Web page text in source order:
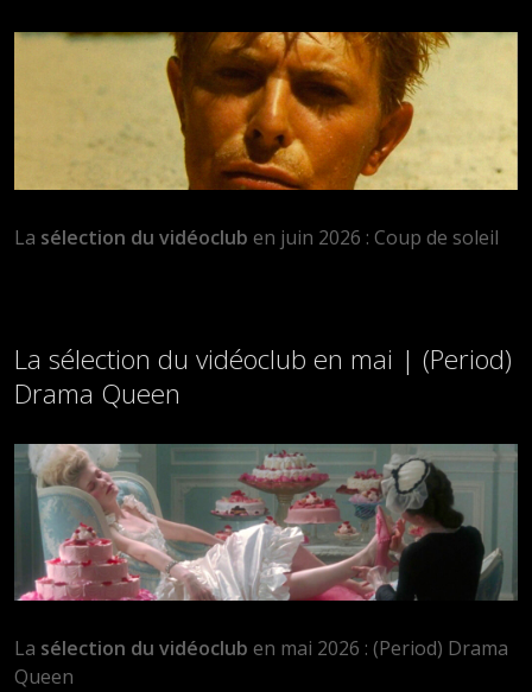
La sélection du vidéoclub en juin 2026 : Coup de soleil
La sélection du vidéoclub en mai | (Period)
Drama Queen
La sélection du vidéoclub en mai 2026 : (Period) Drama
Queen